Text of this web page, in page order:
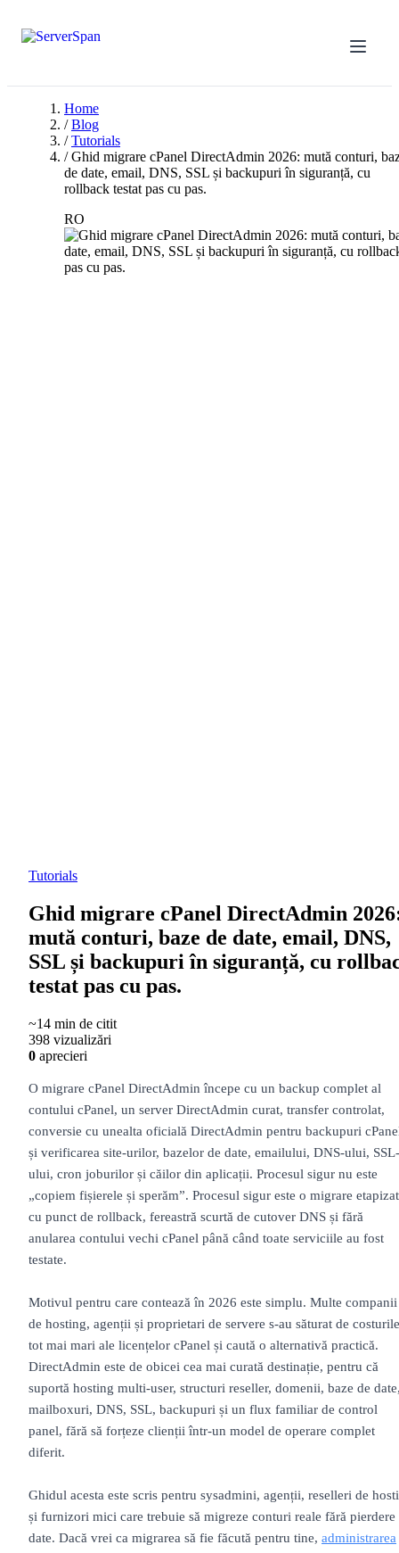
Home
/ Blog
/ Tutorials
/ Ghid migrare cPanel DirectAdmin 2026: mută conturi,
de date, email, DNS, SSL și backupuri în siguranță, cu
rollback testat pas cu pas.
RO
Tutorials
Ghid migrare cPanel DirectAdmin
mută conturi, baze de date, email, DNS,
SSL și backupuri în siguranță, cu
testat pas cu pas.
~14 min de citit
398 vizualizări
0 aprecieri
O migrare cPanel DirectAdmin începe cu un backup complet al
contului cPanel, un server DirectAdmin curat, transfer controlat,
conversie cu unealta oficială DirectAdmin pentru backupuri
și verificarea site-urilor, bazelor de date, emailului, DNS-ului, SSL-
ului, cron joburilor și căilor din aplicații. Procesul sigur nu este
„copiem fișierele și sperăm”. Procesul sigur este o migrare
cu punct de rollback, fereastră scurtă de cutover DNS și fără
anularea contului vechi cPanel până când toate serviciile au fost
testate.
Motivul pentru care contează în 2026 este simplu. Multe companii
de hosting, agenții și proprietari de servere s-au săturat de costurile
tot mai mari ale licențelor cPanel și caută o alternativă practică.
DirectAdmin este de obicei cea mai curată destinație, pentru că
suportă hosting multi-user, structuri reseller, domenii, baze de
mailboxuri, DNS, SSL, backupuri și un flux familiar de control
panel, fără să forțeze clienții într-un model de operare complet
diferit.
Ghidul acesta este scris pentru sysadmini, agenții, reselleri de
și furnizori mici care trebuie să migreze conturi reale fără pierdere
date. Dacă vrei ca migrarea să fie făcută pentru tine, administrarea